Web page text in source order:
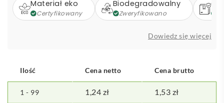
Materiał eko
Certyfikowany
Biodegradowalny
Zweryfikowano
Dowiedz się więcej
Ilość Cena netto Cena brutto
1 - 99 1,24 zł 1,53 zł